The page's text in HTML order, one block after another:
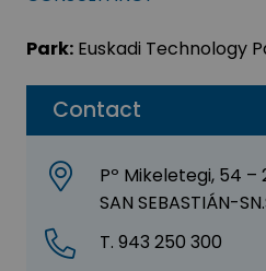
Contact
Pº Mikeletegi, 54 –
SAN SEBASTIÁN-
T. 943 250 300
Park: Euskadi Technology